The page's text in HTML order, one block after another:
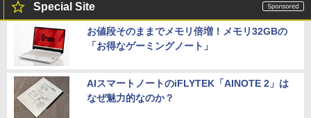
Special Site
お値段そのままでメモリ倍増！メモリ32GBの
「お得なゲーミングノート」
AIスマートノートのiFLYTEK「AINOTE 2」は
なぜ魅力的なのか？